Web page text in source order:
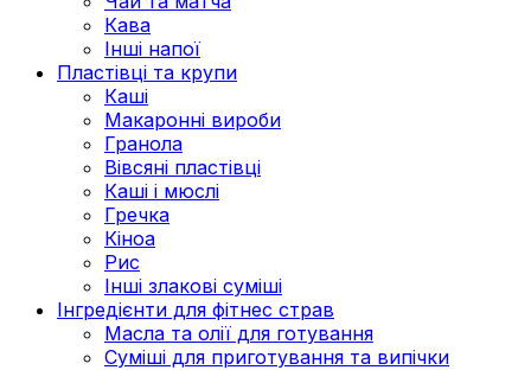
Кава
Інші напої
Пластівці та крупи
Каші
Макаронні вироби
Гранола
Вівсяні пластівці
Каші і мюслі
Гречка
Кіноа
Рис
Інші злакові суміші
Інгредієнти для фітнес страв
Масла та олії для готування
Суміші для приготування та випічки